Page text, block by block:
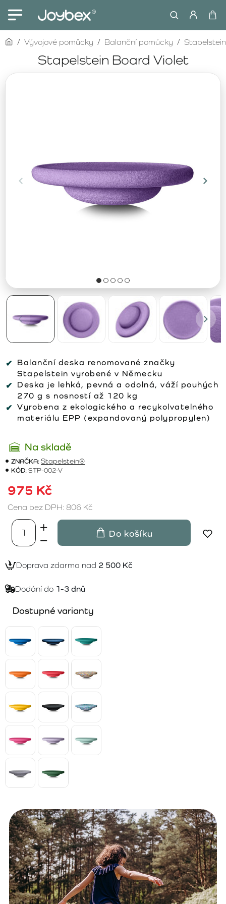
Stapelstein Board Violet
homeVývojové pomůcky Balanční pomůcky Stapelstein
Balanční deska renomované značky
Stapelstein vyrobené v Německu
Deska je lehká, pevná a odolná, váží pouhých
270 g s nosností až 120 kg
Vyrobena z ekologického a recykolvatelného
materiálu EPP (expandovaný polypropylen)
Na skladě
ZNAČKA:Stapelstein®
KÓD:STP-002-V
975 Kč
Cena bez DPH: 806 Kč
Do košíku
Doprava zdarma nad 2 500 Kč
Dodání do 1-3 dnů
Dostupné varianty